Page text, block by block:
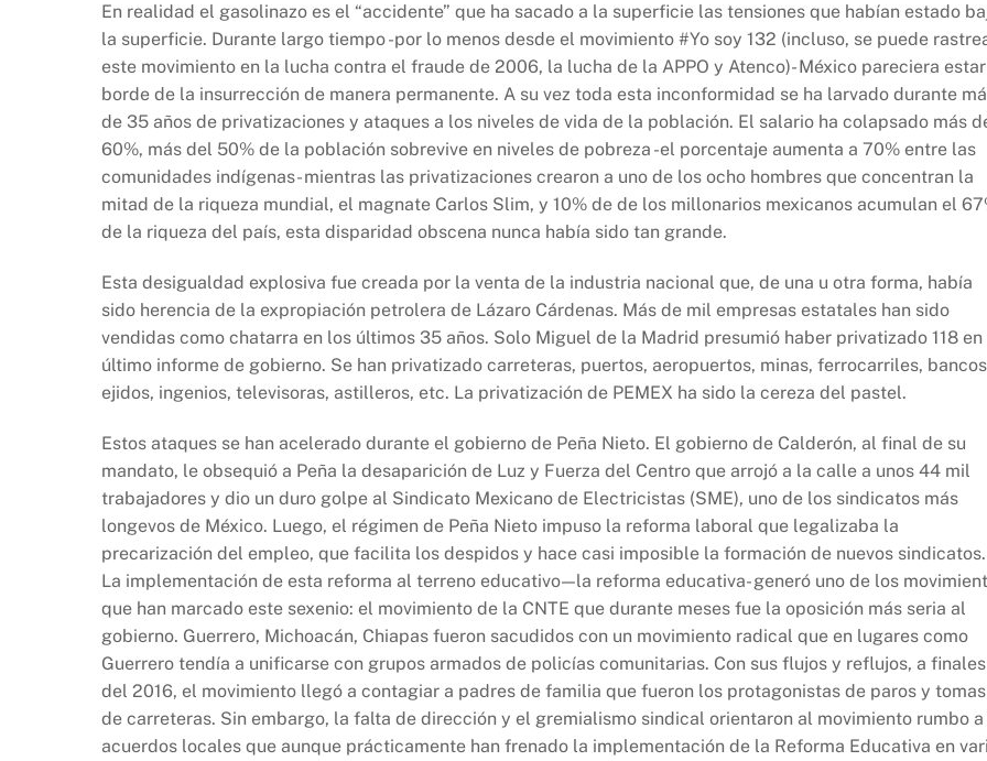
En realidad el gasolinazo es el “accidente” que ha sacado a la superficie las tensiones que habían estado
la superficie. Durante largo tiempo -por lo menos desde el movimiento #Yo soy 132 (incluso, se puede
este movimiento en la lucha contra el fraude de 2006, la lucha de la APPO y Atenco)- México pareciera
borde de la insurrección de manera permanente. A su vez toda esta inconformidad se ha larvado durante
de 35 años de privatizaciones y ataques a los niveles de vida de la población. El salario ha colapsado más
60%, más del 50% de la población sobrevive en niveles de pobreza -el porcentaje aumenta a 70% entre las
comunidades indígenas- mientras las privatizaciones crearon a uno de los ocho hombres que concentran la
mitad de la riqueza mundial, el magnate Carlos Slim, y 10% de de los millonarios mexicanos acumulan el
de la riqueza del país, esta disparidad obscena nunca había sido tan grande.
Esta desigualdad explosiva fue creada por la venta de la industria nacional que, de una u otra forma, había
sido herencia de la expropiación petrolera de Lázaro Cárdenas. Más de mil empresas estatales han sido
vendidas como chatarra en los últimos 35 años. Solo Miguel de la Madrid presumió haber privatizado 118 en
último informe de gobierno. Se han privatizado carreteras, puertos, aeropuertos, minas, ferrocarriles,
ejidos, ingenios, televisoras, astilleros, etc. La privatización de PEMEX ha sido la cereza del pastel.
Estos ataques se han acelerado durante el gobierno de Peña Nieto. El gobierno de Calderón, al final de su
mandato, le obsequió a Peña la desaparición de Luz y Fuerza del Centro que arrojó a la calle a unos 44 mil
trabajadores y dio un duro golpe al Sindicato Mexicano de Electricistas (SME), uno de los sindicatos más
longevos de México. Luego, el régimen de Peña Nieto impuso la reforma laboral que legalizaba la
precarización del empleo, que facilita los despidos y hace casi imposible la formación de nuevos sindicatos.
La implementación de esta reforma al terreno educativo — la reforma educativa- generó uno de los
que han marcado este sexenio: el movimiento de la CNTE que durante meses fue la oposición más seria al
gobierno. Guerrero, Michoacán, Chiapas fueron sacudidos con un movimiento radical que en lugares como
Guerrero tendía a unificarse con grupos armados de policías comunitarias. Con sus flujos y reflujos, a finales
del 2016, el movimiento llegó a contagiar a padres de familia que fueron los protagonistas de paros y tomas
de carreteras. Sin embargo, la falta de dirección y el gremialismo sindical orientaron al movimiento rumbo a
acuerdos locales que aunque prácticamente han frenado la implementación de la Reforma Educativa en